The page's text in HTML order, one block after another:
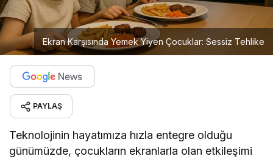
Ekran Karşısında Yemek Yiyen Çocuklar: Sessiz Tehlike
PAYLAŞ
Teknolojinin hayatımıza hızla entegre olduğu
günümüzde, çocukların ekranlarla olan etkileşimi